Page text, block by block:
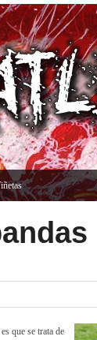
que se trata de